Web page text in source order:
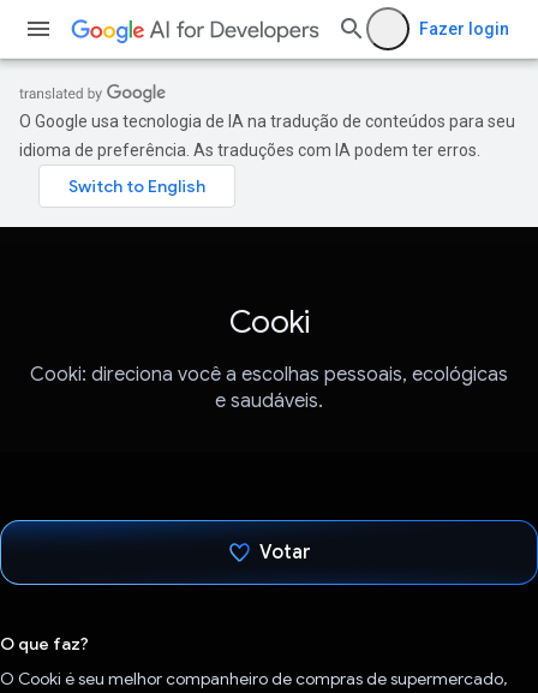
Fazer login
O Google usa tecnologia de IA na tradução de conteúdos para seu
idioma de preferência. As traduções com IA podem ter erros.
Cooki
Cooki: direciona você a escolhas pessoais, ecológicas
e saudáveis.
Votar
O que faz?
O Cooki é seu melhor companheiro de compras de supermercado,